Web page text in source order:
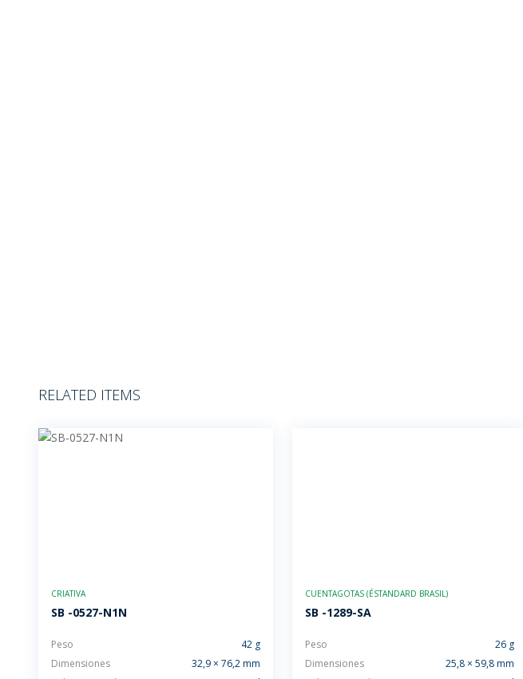
RELATED ITEMS
CRIATIVA
SB -0527-N1N
Peso
42 g
Dimensiones
32,9 × 76,2 mm
CUENTAGOTAS (ÉSTANDARD BRASIL)
SB -1289-SA
Peso
26 g
Dimensiones
25,8 × 59,8 mm